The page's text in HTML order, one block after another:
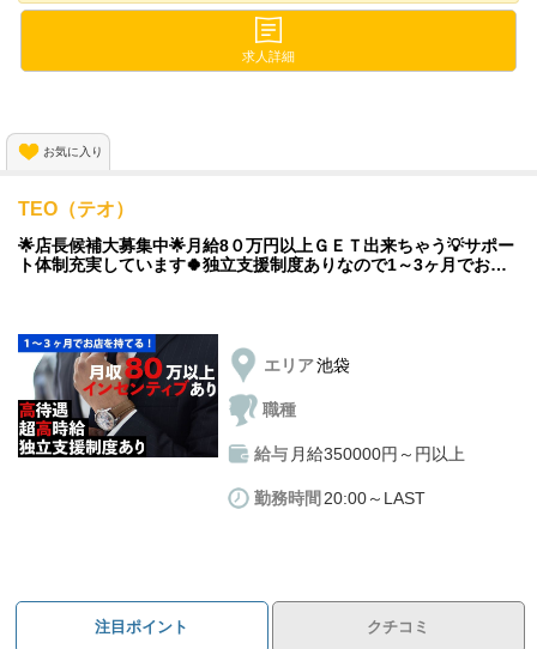
★───────────────────★
・夜職したことがないけど楽しそう！
そんなアナタを応援します！
業界未経験の方大歓迎です！
年齢・性別・職歴・学歴など不問◎
【分からないことがあっても聞きにくい…】
そんな方でも大丈夫！先輩が優しく
声をかけて教えてくれますよ！
もちろん、厳しいルールやノルマもありません！
入店後は好条件で働ける環境をご用意しています！
求人詳細
お気に入り
TEO（テオ）
🌟店長候補大募集中🌟月給8０万円以上ＧＥＴ出来ちゃう💡サポー
ト体制充実しています🍀独立支援制度ありなので1～3ヶ月でお店
エリア池袋
職種
給与 月給350000円～円以上
勤務時間 20:00～LAST
注目ポイント クチコミ